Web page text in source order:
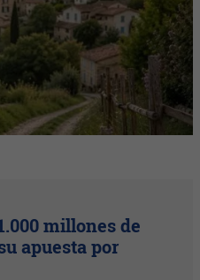
millones de
apuesta por